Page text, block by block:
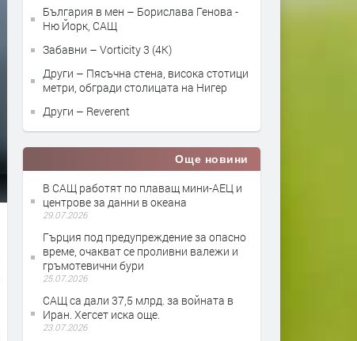
България в мен – Борислава Генова -
Ню Йорк, САЩ
Забавни – Vorticity 3 (4K)
Други – Пясъчна стена, висока стотици
метри, обгради столицата на Нигер
Други – Reverent
Още новини
В САЩ работят по плаващ мини-АЕЦ и
центрове за данни в океана
29.07.2026
Гърция под предупреждение за опасно
време, очакват се проливни валежи и
гръмотевични бури
25.07.2026
САЩ са дали 37,5 млрд. за войната в
Иран. Хегсет иска още.
23.07.2026